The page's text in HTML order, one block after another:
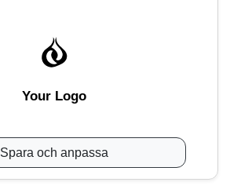
Your Logo
Spara och anpassa